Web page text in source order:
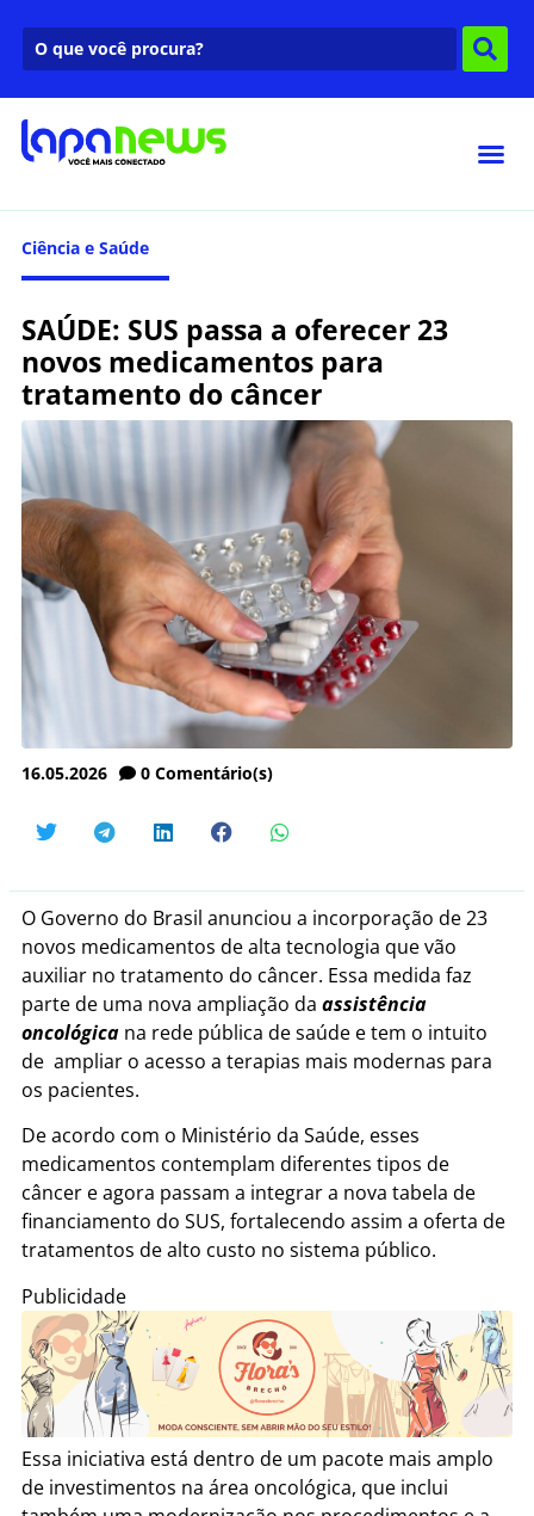
Ciência e Saúde
SAÚDE: SUS passa a oferecer 23
novos medicamentos para
tratamento do câncer
16.05.2026 0 Comentário(s)
O Governo do Brasil anunciou a incorporação de 23
novos medicamentos de alta tecnologia que vão
auxiliar no tratamento do câncer. Essa medida faz
parte de uma nova ampliação da assistência
oncológica na rede pública de saúde e tem o intuito
de ampliar o acesso a terapias mais modernas para
os pacientes.
De acordo com o Ministério da Saúde, esses
medicamentos contemplam diferentes tipos de
câncer e agora passam a integrar a nova tabela de
financiamento do SUS, fortalecendo assim a oferta de
tratamentos de alto custo no sistema público.
Publicidade
Essa iniciativa está dentro de um pacote mais amplo
de investimentos na área oncológica, que inclui